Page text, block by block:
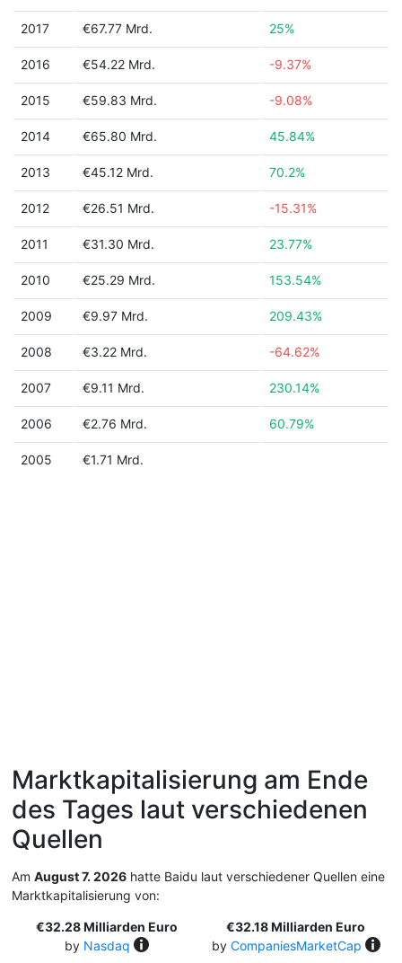
2017 €67.77 Mrd. 25%
2016 €54.22 Mrd. -9.37%
2015 €59.83 Mrd. -9.08%
2014 €65.80 Mrd. 45.84%
2013 €45.12 Mrd. 70.2%
2012 €26.51 Mrd. -15.31%
2011 €31.30 Mrd. 23.77%
2010 €25.29 Mrd. 153.54%
2009 €9.97 Mrd. 209.43%
2008 €3.22 Mrd. -64.62%
2007 €9.11 Mrd. 230.14%
2006 €2.76 Mrd. 60.79%
2005 €1.71 Mrd.
Marktkapitalisierung am Ende
des Tages laut verschiedenen
Quellen
Am August 7. 2026 hatte Baidu laut verschiedener Quellen eine
Marktkapitalisierung von:
€32.28 Milliarden Euro
by Nasdaq
€32.18 Milliarden Euro
by CompaniesMarketCap